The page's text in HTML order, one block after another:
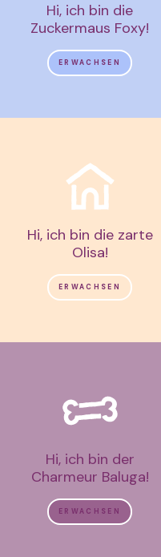
Hi, ich bin die
Zuckermaus Foxy!
ERWACHSEN
Hi, ich bin die zarte
Olisa!
ERWACHSEN
Hi, ich bin der
Charmeur Baluga!
ERWACHSEN